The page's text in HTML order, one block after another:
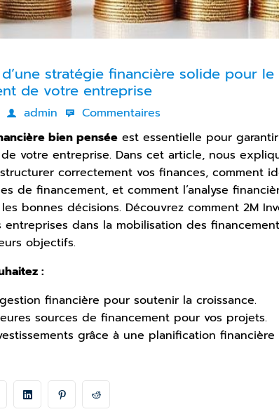
d’une stratégie financière solide pour le
de votre entreprise
admin
Commentaires
bien pensée est essentielle pour
votre entreprise. Dans cet article, nous
correctement vos finances, comment
de financement, et comment l’analyse
bonnes décisions. Découvrez comment 2M
entreprises dans la mobilisation des
objectifs.
:
financière pour soutenir la croissance.
sources de financement pour vos projets.
grâce à une planification